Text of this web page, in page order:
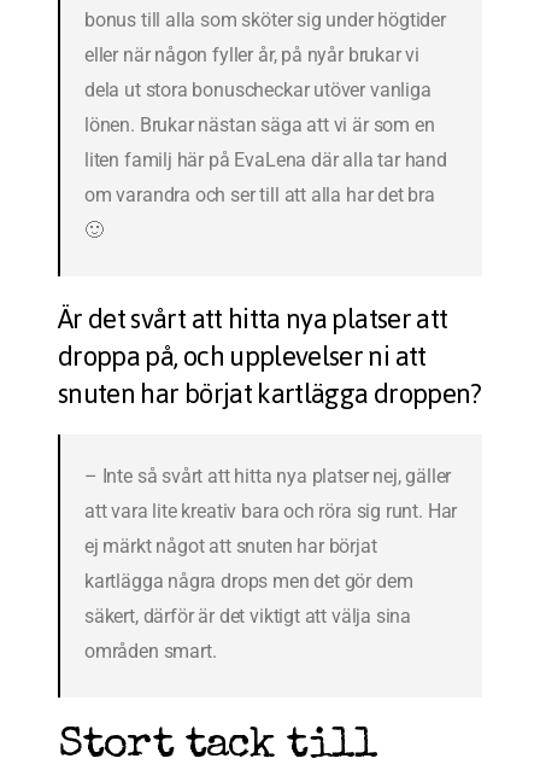
bonus till alla som sköter sig under högtider
eller när någon fyller år, på nyår brukar vi
dela ut stora bonuscheckar utöver vanliga
lönen. Brukar nästan säga att vi är som en
liten familj här på EvaLena där alla tar hand
om varandra och ser till att alla har det bra
🙂
Är det svårt att hitta nya platser att
droppa på, och upplevelser ni att
snuten har börjat kartlägga droppen?
– Inte så svårt att hitta nya platser nej, gäller
att vara lite kreativ bara och röra sig runt. Har
ej märkt något att snuten har börjat
kartlägga några drops men det gör dem
säkert, därför är det viktigt att välja sina
områden smart.
Stort tack till